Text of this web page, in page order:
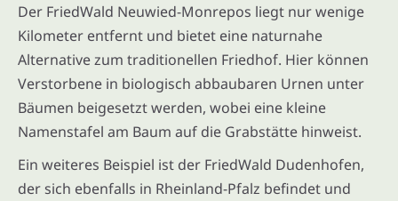
Der FriedWald Neuwied-Monrepos liegt nur wenige
Kilometer entfernt und bietet eine naturnahe
Alternative zum traditionellen Friedhof. Hier können
Verstorbene in biologisch abbaubaren Urnen unter
Bäumen beigesetzt werden, wobei eine kleine
Namenstafel am Baum auf die Grabstätte hinweist.
Ein weiteres Beispiel ist der FriedWald Dudenhofen,
der sich ebenfalls in Rheinland-Pfalz befindet und